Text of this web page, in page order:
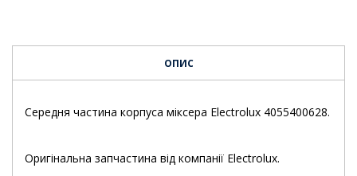
ОПИС
Середня частина корпуса міксера Electrolux 4055400628.
Оригінальна запчастина від компанії Electrolux.